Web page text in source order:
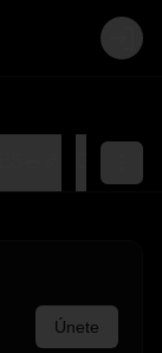
Login
Únete